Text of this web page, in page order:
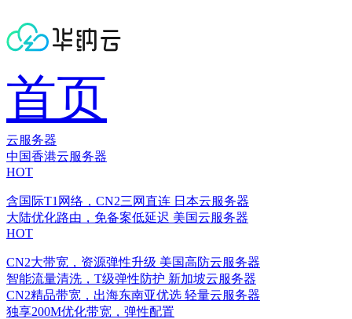
首页
云服务器
中国香港云服务器
HOT
含国际T1网络，CN2三网直连 日本云服务器
大陆优化路由，免备案低延迟 美国云服务器
HOT
CN2大带宽，资源弹性升级 美国高防云服务器
智能流量清洗，T级弹性防护 新加坡云服务器
CN2精品带宽，出海东南亚优选 轻量云服务器
独享200M优化带宽，弹性配置